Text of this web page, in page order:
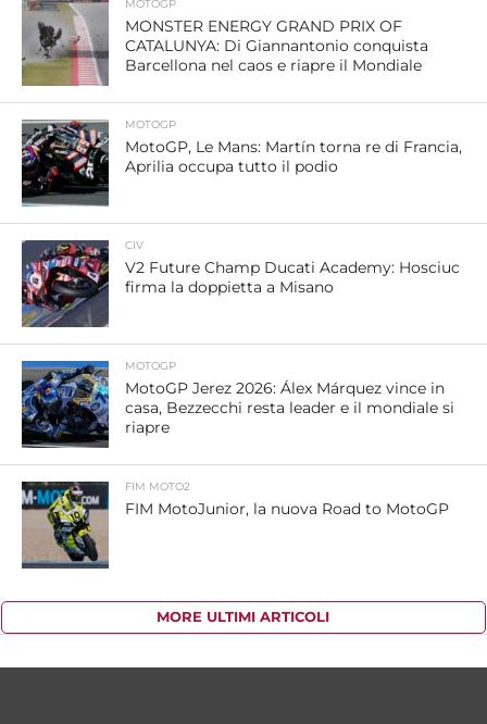
MOTOGP
MONSTER ENERGY GRAND PRIX OF
CATALUNYA: Di Giannantonio conquista
Barcellona nel caos e riapre il Mondiale
MOTOGP
MotoGP, Le Mans: Martín torna re di Francia,
Aprilia occupa tutto il podio
CIV
V2 Future Champ Ducati Academy: Hosciuc
firma la doppietta a Misano
MOTOGP
MotoGP Jerez 2026: Álex Márquez vince in
casa, Bezzecchi resta leader e il mondiale si
riapre
FIM MOTO2
FIM MotoJunior, la nuova Road to MotoGP
MORE ULTIMI ARTICOLI